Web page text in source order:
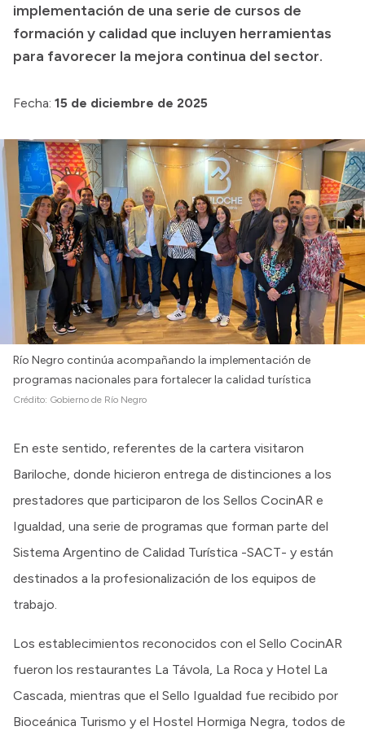
Consulta de pago a proveedores
Convocatorias
Intranet
implementación de una serie de cursos de
formación y calidad que incluyen herramientas
para favorecer la mejora continua del sector.
Fecha: 15 de diciembre de 2025
Río Negro continúa acompañando la implementación de
programas nacionales para fortalecer la calidad turística
Crédito: Gobierno de Río Negro
En este sentido, referentes de la cartera visitaron
Bariloche, donde hicieron entrega de distinciones a los
prestadores que participaron de los Sellos CocinAR e
Igualdad, una serie de programas que forman parte del
Sistema Argentino de Calidad Turística -SACT- y están
destinados a la profesionalización de los equipos de
trabajo.
Los establecimientos reconocidos con el Sello CocinAR
fueron los restaurantes La Távola, La Roca y Hotel La
Cascada, mientras que el Sello Igualdad fue recibido por
Bioceánica Turismo y el Hostel Hormiga Negra, todos de